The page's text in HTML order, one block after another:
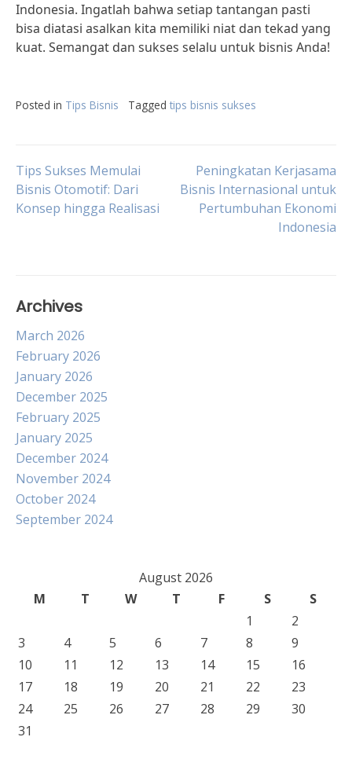
Indonesia. Ingatlah bahwa setiap tantangan pasti
bisa diatasi asalkan kita memiliki niat dan tekad yang
kuat. Semangat dan sukses selalu untuk bisnis Anda!
Posted in Tips Bisnis Tagged tips bisnis sukses
Post
navigation
Tips Sukses Memulai
Bisnis Otomotif: Dari
Konsep hingga Realisasi
Peningkatan Kerjasama
Bisnis Internasional untuk
Pertumbuhan Ekonomi
Indonesia
Archives
March 2026
February 2026
January 2026
December 2025
February 2025
January 2025
December 2024
November 2024
October 2024
September 2024
August 2026
M
T W T F S
S
1
2
3
4 5 6 7 8
9
10
11 12 13 14 15
16
17
18 19 20 21 22
23
24
25 26 27 28 29
30
31